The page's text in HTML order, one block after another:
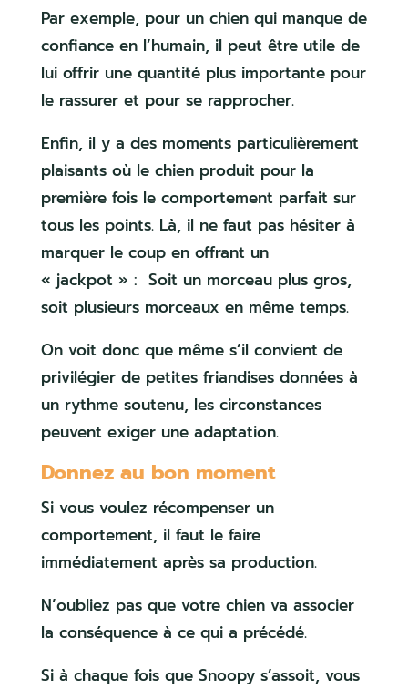
Par exemple, pour un chien qui manque de
confiance en l’humain, il peut être utile de
lui offrir une quantité plus importante pour
le rassurer et pour se rapprocher.
Enfin, il y a des moments particulièrement
plaisants où le chien produit pour la
première fois le comportement parfait sur
tous les points. Là, il ne faut pas hésiter à
marquer le coup en offrant un
« jackpot » : Soit un morceau plus gros,
soit plusieurs morceaux en même temps.
On voit donc que même s’il convient de
privilégier de petites friandises données à
un rythme soutenu, les circonstances
peuvent exiger une adaptation.
Donnez au bon moment
Si vous voulez récompenser un
comportement, il faut le faire
immédiatement après sa production.
N’oubliez pas que votre chien va associer
la conséquence à ce qui a précédé.
Si à chaque fois que Snoopy s’assoit, vous